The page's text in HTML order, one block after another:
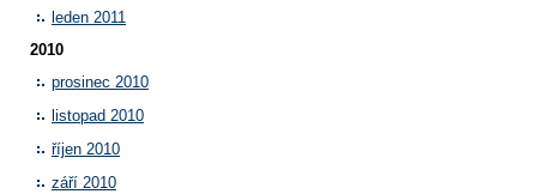
leden 2011
2010
prosinec 2010
listopad 2010
říjen 2010
září 2010